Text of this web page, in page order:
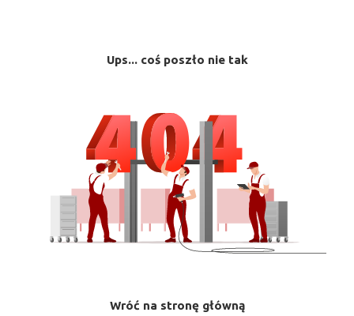
Ups... coś poszło nie tak
Wróć na stronę główną